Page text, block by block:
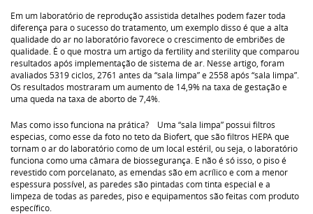
Em um laboratório de reprodução assistida detalhes podem fazer toda
diferença para o sucesso do tratamento, um exemplo disso é que a alta
qualidade do ar no laboratório favorece o crescimento de embriões de
qualidade. É o que mostra um artigo da fertility and sterility que comparou
resultados após implementação de sistema de ar. Nesse artigo, foram
avaliados 5319 ciclos, 2761 antes da “sala limpa” e 2558 após “sala limpa”.
Os resultados mostraram um aumento de 14,9% na taxa de gestação e
uma queda na taxa de aborto de 7,4%.
Mas como isso funciona na prática?⠀ Uma “sala limpa” possui filtros
especias, como esse da foto no teto da Biofert, que são filtros HEPA que
tornam o ar do laboratório como de um local estéril, ou seja, o laboratório
funciona como uma câmara de biossegurança. E não é só isso, o piso é
revestido com porcelanato, as emendas são em acrílico e com a menor
espessura possível, as paredes são pintadas com tinta especial e a
limpeza de todas as paredes, piso e equipamentos são feitas com produto
específico.